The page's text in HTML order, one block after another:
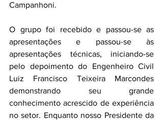
Campanhoni.
O grupo foi recebido e passou-se as
apresentações e passou-se às
apresentações técnicas, iniciando-se
pelo depoimento do Engenheiro Civil
Luiz Francisco Teixeira Marcondes
demonstrando seu grande
conhecimento acrescido de experiência
no setor. Enquanto nosso Presidente da